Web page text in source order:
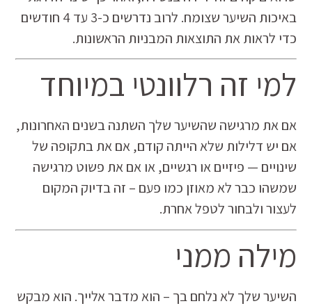
באיכות השיער שצומח. לרוב נדרשים כ-3 עד 4 חודשים
כדי לראות את התוצאות המבניות הראשונות.
למי זה רלוונטי במיוחד
אם את מרגישה שהשיער שלך השתנה בשנים האחרונות,
אם יש דלילות שלא הייתה קודם, אם את בתקופה של
שינויים — פיזיים או רגשיים, או אם את פשוט מרגישה
שמשהו כבר לא מאוזן כמו פעם – זה בדיוק המקום
לעצור ולבחור לטפל אחרת.
מילה ממני
השיער שלך לא נלחם בך – הוא מדבר אלייך. הוא מבקש